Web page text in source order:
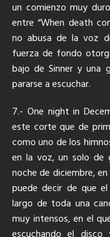
un comienzo muy
entre “When death
no abusa de la voz
fuerza de fondo
bajo de Sinner y una
pararse a escuchar.
7.- One night in
este corte que de
como uno de los
en la voz, un solo de
noche de diciembre,
puede decir de que
largo de toda una
muy intensos, en el